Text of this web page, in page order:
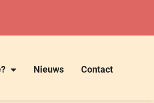
Nieuws Contact